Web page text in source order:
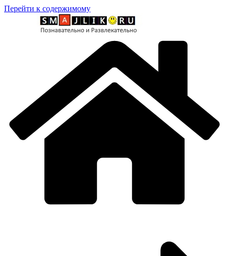
Перейти к содержимому